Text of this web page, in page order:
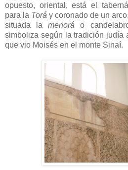
opuesto, oriental, está el
para la Torá y coronado de un
situada lamenorá o
simboliza según la tradición judía
que vio Moisés en el monte Sinaí.